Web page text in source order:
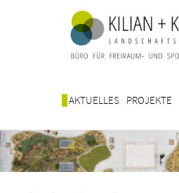
AKTUELLES PROJEKTE